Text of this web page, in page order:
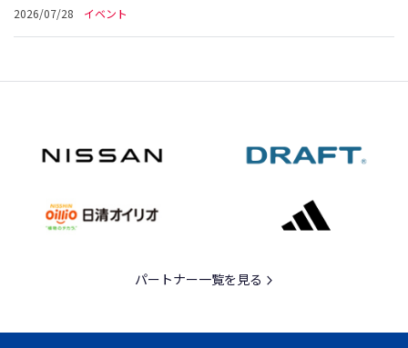
2026/07/28 イベント
パートナー一覧を見る